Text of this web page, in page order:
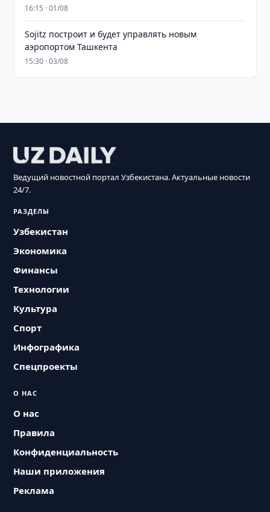
16:15 · 01/08
Sojitz построит и будет управлять новым
аэропортом Ташкента
15:30 · 03/08
Ведущий новостной портал Узбекистана. Актуальные новости
24/7.
РАЗДЕЛЫ
Узбекистан
Экономика
Финансы
Технологии
Культура
Спорт
Инфографика
Спецпроекты
О НАС
О нас
Правила
Конфиденциальность
Наши приложения
Реклама